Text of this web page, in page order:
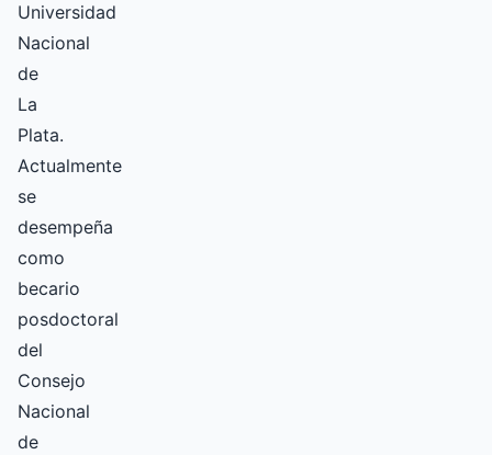
Universidad
Nacional
de
La
Plata.
Actualmente
se
desempeña
como
becario
posdoctoral
del
Consejo
Nacional
de